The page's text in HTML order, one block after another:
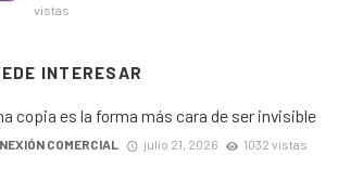
vistas
INTERESAR
copia es la forma más cara de ser invisible
COMERCIAL julio 21, 2026 1032 vistas